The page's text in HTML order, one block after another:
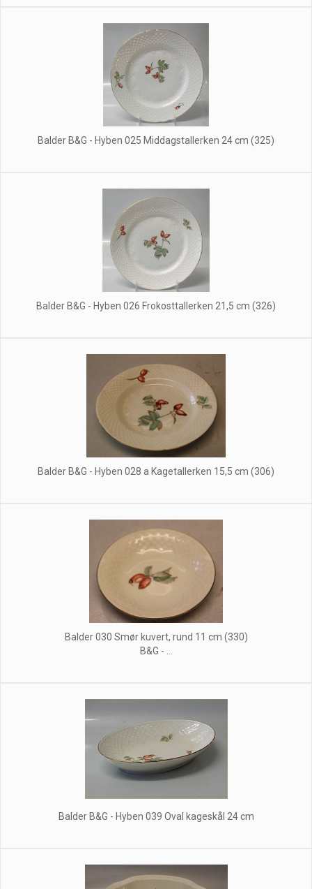
Balder B&G - Hyben 025 Middagstallerken 24 cm (325)
Balder B&G - Hyben 026 Frokosttallerken 21,5 cm (326)
Balder B&G - Hyben 028 a Kagetallerken 15,5 cm (306)
Balder 030 Smør kuvert, rund 11 cm (330)
B&G - ...
Balder B&G - Hyben 039 Oval kageskål 24 cm